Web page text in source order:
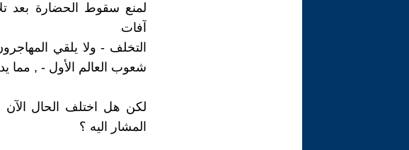
لمنع سقوط الحضارة بعد
آفات
التخلف - ولا يلقي
شعوب العالم الأول - , مما
لكن هل اختلف الحال
المشار اليه ؟